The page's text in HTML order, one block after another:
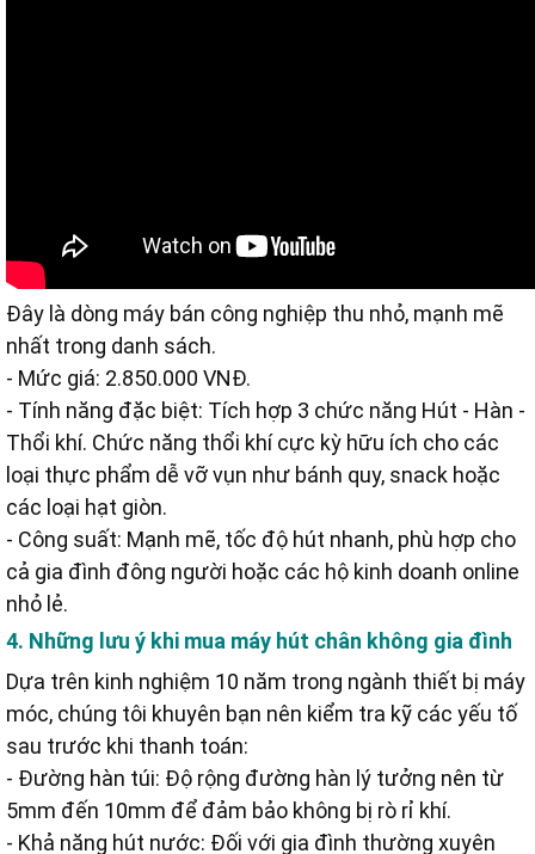
Đây là dòng máy bán công nghiệp thu nhỏ, mạnh mẽ
nhất trong danh sách.
- Mức giá: 2.850.000 VNĐ.
- Tính năng đặc biệt: Tích hợp 3 chức năng Hút - Hàn -
Thổi khí. Chức năng thổi khí cực kỳ hữu ích cho các
loại thực phẩm dễ vỡ vụn như bánh quy, snack hoặc
các loại hạt giòn.
- Công suất: Mạnh mẽ, tốc độ hút nhanh, phù hợp cho
cả gia đình đông người hoặc các hộ kinh doanh online
nhỏ lẻ.
4. Những lưu ý khi mua máy hút chân không gia đình
Dựa trên kinh nghiệm 10 năm trong ngành thiết bị máy
móc, chúng tôi khuyên bạn nên kiểm tra kỹ các yếu tố
sau trước khi thanh toán:
- Đường hàn túi: Độ rộng đường hàn lý tưởng nên từ
5mm đến 10mm để đảm bảo không bị rò rỉ khí.
- Khả năng hút nước: Đối với gia đình thường xuyên